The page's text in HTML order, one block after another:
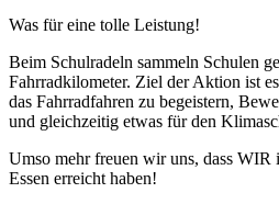
Was für eine tolle Leistung!
Beim Schulradeln sammeln Schulen
Fahrradkilometer. Ziel der Aktion ist
das Fahrradfahren zu begeistern,
und gleichzeitig etwas für den
Umso mehr freuen wir uns, dass WIR
Essen erreicht haben!